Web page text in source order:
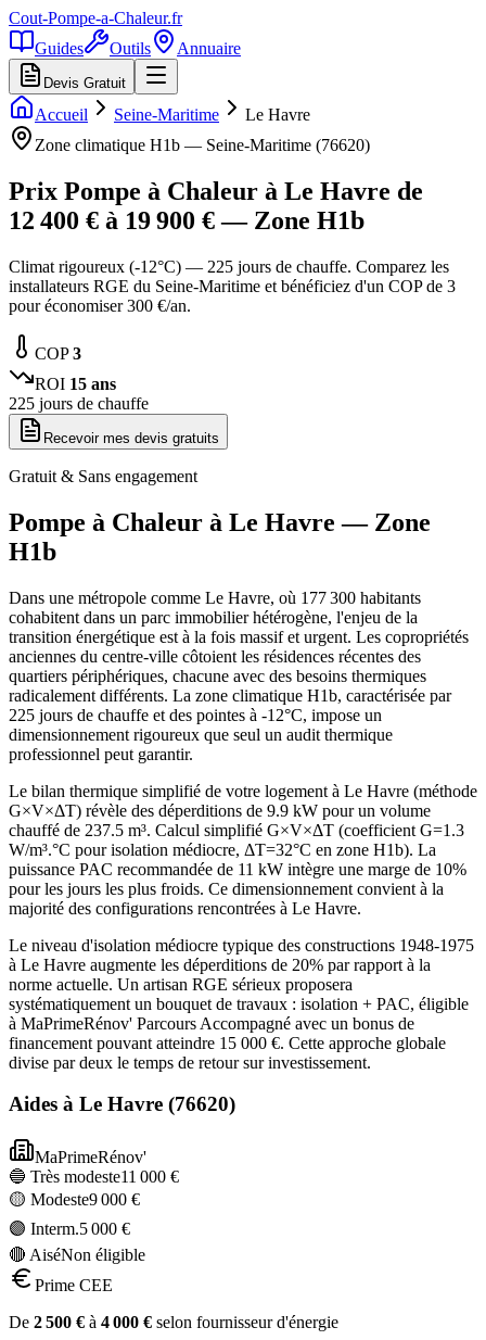
Cout-Pompe-a-Chaleur.fr
Guides
Outils Annuaire
Devis Gratuit
Accueil Seine-Maritime
Le Havre
Zone climatique H1b — Seine-Maritime (76620)
Prix Pompe à Chaleur à Le Havre de
12 400 € à 19 900 € — Zone H1b
Climat rigoureux (-12°C) — 225 jours de chauffe. Comparez les
installateurs RGE du Seine-Maritime et bénéficiez d'un COP de 3
pour économiser 300 €/an.
COP3
ROI 15 ans
225 jours de chauffe
Recevoir mes devis gratuits
Gratuit & Sans engagement
Pompe à Chaleur à Le Havre — Zone
H1b
Dans une métropole comme Le Havre, où 177 300 habitants
cohabitent dans un parc immobilier hétérogène, l'enjeu de la
transition énergétique est à la fois massif et urgent. Les copropriétés
anciennes du centre-ville côtoient les résidences récentes des
quartiers périphériques, chacune avec des besoins thermiques
radicalement différents. La zone climatique H1b, caractérisée par
225 jours de chauffe et des pointes à -12°C, impose un
dimensionnement rigoureux que seul un audit thermique
professionnel peut garantir.
Le bilan thermique simplifié de votre logement à Le Havre (méthode
G×V×ΔT) révèle des déperditions de 9.9 kW pour un volume
chauffé de 237.5 m³. Calcul simplifié G×V×ΔT (coefficient G=1.3
W/m³.°C pour isolation médiocre, ΔT=32°C en zone H1b). La
puissance PAC recommandée de 11 kW intègre une marge de 10%
pour les jours les plus froids. Ce dimensionnement convient à la
majorité des configurations rencontrées à Le Havre.
Le niveau d'isolation médiocre typique des constructions 1948-1975
à Le Havre augmente les déperditions de 20% par rapport à la
norme actuelle. Un artisan RGE sérieux proposera
systématiquement un bouquet de travaux : isolation + PAC, éligible
à MaPrimeRénov' Parcours Accompagné avec un bonus de
financement pouvant atteindre 15 000 €. Cette approche globale
divise par deux le temps de retour sur investissement.
Aides à Le Havre (76620)
MaPrimeRénov'
🔵 Très modeste11 000 €
🟡 Modeste9 000 €
🟣 Interm.5 000 €
🔴 AiséNon éligible
Prime CEE
De 2 500 € à 4 000 € selon fournisseur d'énergie